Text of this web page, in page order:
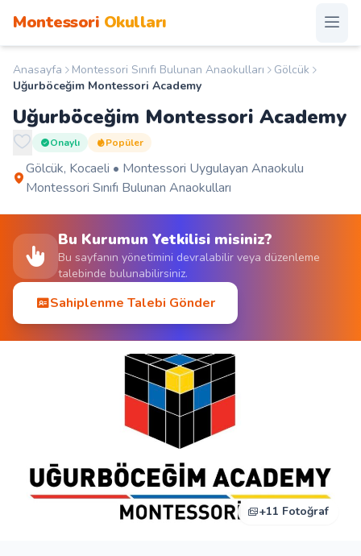
Montessori Okulları
Anasayfa
Montessori Okulları
Şehirler
Diğer
Kampanyalar
Duyurular
S.S.S.
İletişim
Giriş Yap
Kayıt Ol
Anasayfa Montessori Sınıfı Bulunan Anaokulları
Gölcük
Uğurböceğim Montessori Academy
Uğurböceğim Montessori Academy
Onaylı Popüler
Gölcük, Kocaeli • Montessori Uygulayan Anaokulu
Montessori Sınıfı Bulunan Anaokulları
Bu Kurumun Yetkilisi misiniz?
Bu sayfanın yönetimini devralabilir veya düzenleme
talebinde bulunabilirsiniz.
Sahiplenme Talebi Gönder
+11 Fotoğraf